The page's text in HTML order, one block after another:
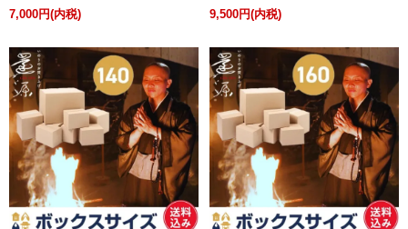
7,000円(内税) 9,500円(内税)